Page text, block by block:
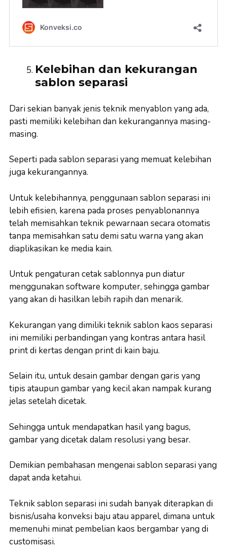
Kelebihan dan kekurangan
sablon separasi
Dari sekian banyak jenis teknik menyablon yang ada,
pasti memiliki kelebihan dan kekurangannya masing-
masing.
Seperti pada sablon separasi yang memuat kelebihan
juga kekurangannya.
Untuk kelebihannya, penggunaan sablon separasi ini
lebih efisien, karena pada proses penyablonannya
telah memisahkan teknik pewarnaan secara otomatis
tanpa memisahkan satu demi satu warna yang akan
diaplikasikan ke media kain.
Untuk pengaturan cetak sablonnya pun diatur
menggunakan software komputer, sehingga gambar
yang akan di hasilkan lebih rapih dan menarik.
Kekurangan yang dimiliki teknik sablon kaos separasi
ini memiliki perbandingan yang kontras antara hasil
print di kertas dengan print di kain baju.
Selain itu, untuk desain gambar dengan garis yang
tipis ataupun gambar yang kecil akan nampak kurang
jelas setelah dicetak.
Sehingga untuk mendapatkan hasil yang bagus,
gambar yang dicetak dalam resolusi yang besar.
Demikian pembahasan mengenai sablon separasi yang
dapat anda ketahui.
Teknik sablon separasi ini sudah banyak diterapkan di
bisnis/usaha konveksi baju atau apparel, dimana untuk
memenuhi minat pembelian kaos bergambar yang di
customisasi.